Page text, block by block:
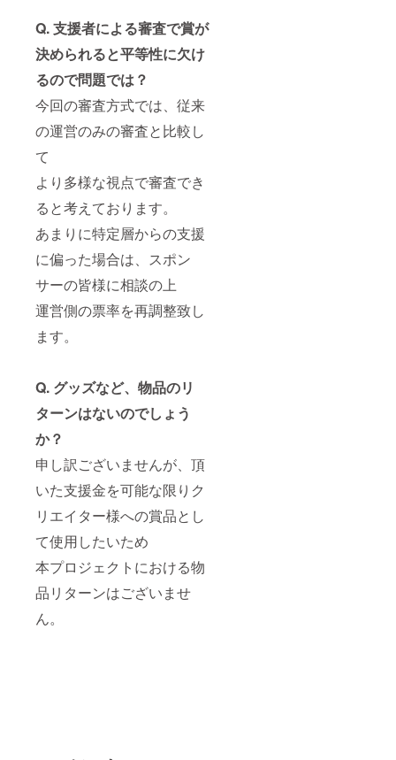
Q.支援者による審査で賞が
決められると平等性に欠け
るので問題では？
今回の審査方式では、従来
の運営のみの審査と比較し
て
より多様な視点で審査でき
ると考えております。
あまりに特定層からの支援
に偏った場合は、スポン
サーの皆様に相談の上
運営側の票率を再調整致し
ます。
Q. グッズなど、物品のリ
ターンはないのでしょう
か？
申し訳ございませんが、頂
いた支援金を可能な限りク
リエイター様への賞品とし
て使用したいため
本プロジェクトにおける物
品リターンはございませ
ん。